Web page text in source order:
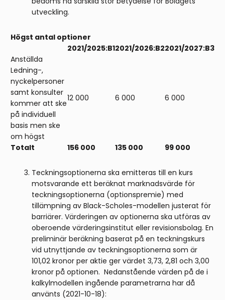
utveckling.
Högst antal optioner
2021/2025:B12021/2026:B22021/2027:B3
Anställda
Ledning-,
nyckelpersoner
samt konsulter
kommer att ske
på individuell
basis men ske
om högst
12 000 6 000 6 000
Totalt 156 000 135 000 99 000
Teckningsoptionerna ska emitteras till en kurs
motsvarande ett beräknat marknadsvärde för
teckningsoptionerna (optionspremie) med
tillämpning av Black-Scholes-modellen justerat för
barriärer. Värderingen av optionerna ska utföras av
oberoende värderingsinstitut eller revisionsbolag. En
preliminär beräkning baserat på en teckningskurs
vid utnyttjande av tecknings­optionerna som är
101,02 kronor per aktie ger värdet 3,73, 2,81 och 3,00
kronor på optionen. Nedanstående värden på de i
kalkylmodellen ingående parametrarna har då
använts (2021-10-18):